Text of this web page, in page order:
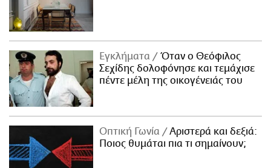
Εγκλήματα
Όταν ο Θεόφιλος
Σεχίδης δολοφόνησε και τεμάχισε
πέντε μέλη της οικογένειάς του
Οπτική Γωνία
Αριστερά και δεξιά:
Ποιος θυμάται πια τι σημαίνουν;